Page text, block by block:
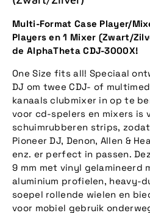
Multi-Format Case Player/
Players en 1 Mixer (Zwart/
de AlphaTheta CDJ-3000X!
One Size fits all! Speciaal
DJ om twee CDJ- of
kanaals clubmixer in op te
voor cd-spelers en mixers is
schuimrubberen strips,
Pioneer DJ, Denon, Allen &
enz. er perfect in passen.
9 mm met vinyl gelamineerd
aluminium profielen, heavy-
soepel rollende wielen en
voor mobiel gebruik